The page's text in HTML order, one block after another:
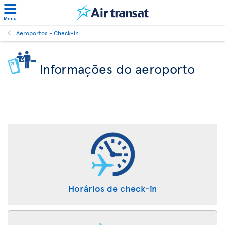
Menu
Aeroportos - Check-in
Informações do aeroporto
Horários de check-in